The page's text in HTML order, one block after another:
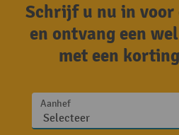
Schrijf u nu in
en ontvang een
met een
Aanhef